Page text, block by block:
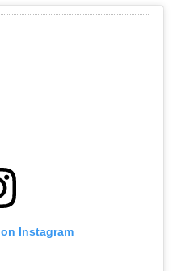
Instagram